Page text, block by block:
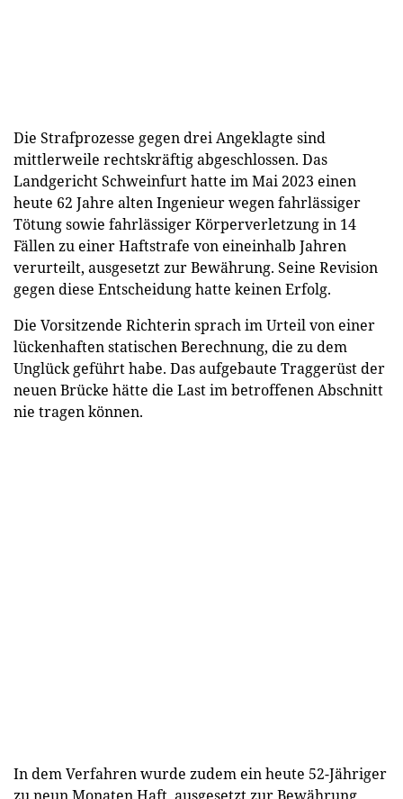
Die Strafprozesse gegen drei Angeklagte sind
mittlerweile rechtskräftig abgeschlossen. Das
Landgericht Schweinfurt hatte im Mai 2023 einen
heute 62 Jahre alten Ingenieur wegen fahrlässiger
Tötung sowie fahrlässiger Körperverletzung in 14
Fällen zu einer Haftstrafe von eineinhalb Jahren
verurteilt, ausgesetzt zur Bewährung. Seine Revision
gegen diese Entscheidung hatte keinen Erfolg.
Die Vorsitzende Richterin sprach im Urteil von einer
lückenhaften statischen Berechnung, die zu dem
Unglück geführt habe. Das aufgebaute Traggerüst der
neuen Brücke hätte die Last im betroffenen Abschnitt
nie tragen können.
In dem Verfahren wurde zudem ein heute 52-Jähriger